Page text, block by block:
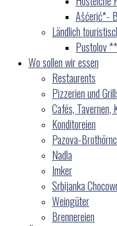
Ašćerić*-
Ländlich
Pustolov
Wo sollen wir essen
Restaurents
Pizzerien und
Cafés, Tavernen,
Konditoreien
Pazova-
Nadla
Imker
Srbijanka
Weingüter
Brennereien